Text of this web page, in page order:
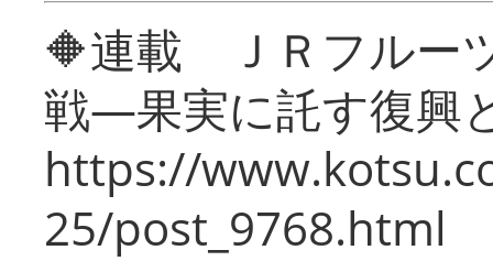
🔶連載 ＪＲフルー
戦―果実に託す復興
https://
25/post_9768.html